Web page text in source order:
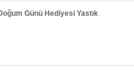
Günü Hediyesi Yastık